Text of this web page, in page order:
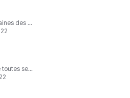
Les domaines des barons
Courir de toutes ses forces